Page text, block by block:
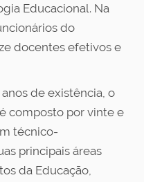
Educacional. Na
do
docentes efetivos e
de existência, o
composto por vinte e
técnico-
principais áreas
da Educação,